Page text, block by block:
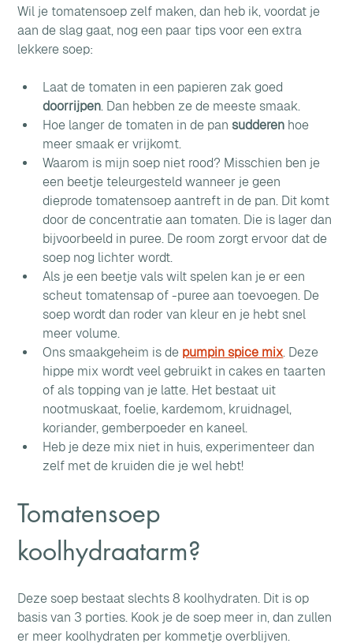
Wil je tomatensoep zelf maken, dan heb ik, voordat je
aan de slag gaat, nog een paar tips voor een extra
lekkere soep:
Laat de tomaten in een papieren zak goed
doorrijpen. Dan hebben ze de meeste smaak.
Hoe langer de tomaten in de pan sudderen hoe
meer smaak er vrijkomt.
Waarom is mijn soep niet rood? Misschien ben je
een beetje teleurgesteld wanneer je geen
dieprode tomatensoep aantreft in de pan. Dit komt
door de concentratie aan tomaten. Die is lager dan
bijvoorbeeld in puree. De room zorgt ervoor dat de
soep nog lichter wordt.
Als je een beetje vals wilt spelen kan je er een
scheut tomatensap of -puree aan toevoegen. De
soep wordt dan roder van kleur en je hebt snel
meer volume.
Ons smaakgeheim is de pumpin spice mix. Deze
hippe mix wordt veel gebruikt in cakes en taarten
of als topping van je latte. Het bestaat uit
nootmuskaat, foelie, kardemom, kruidnagel,
koriander, gemberpoeder en kaneel.
Heb je deze mix niet in huis, experimenteer dan
zelf met de kruiden die je wel hebt!
Tomatensoep
koolhydraatarm?
Deze soep bestaat slechts 8 koolhydraten. Dit is op
basis van 3 porties. Kook je de soep meer in, dan zullen
er meer koolhydraten per kommetje overblijven.